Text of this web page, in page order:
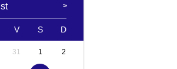
V S D
31 1 2